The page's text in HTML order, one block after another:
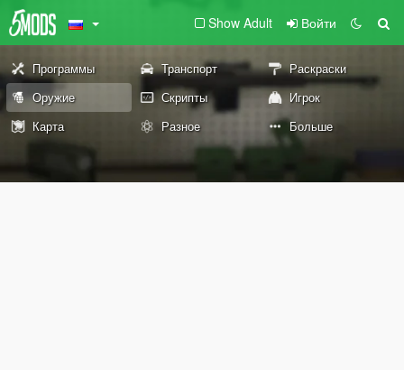
Show Adult Войти
Программы Транспорт
Раскраски
Оружие
Скрипты
Игрок
Карта
Разное Больше